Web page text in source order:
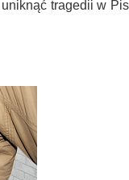
tragedii w